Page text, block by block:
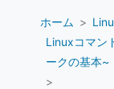
├──環境構築ガ
Linux
ホーム >
Linuxコマン
ークの基本~
>